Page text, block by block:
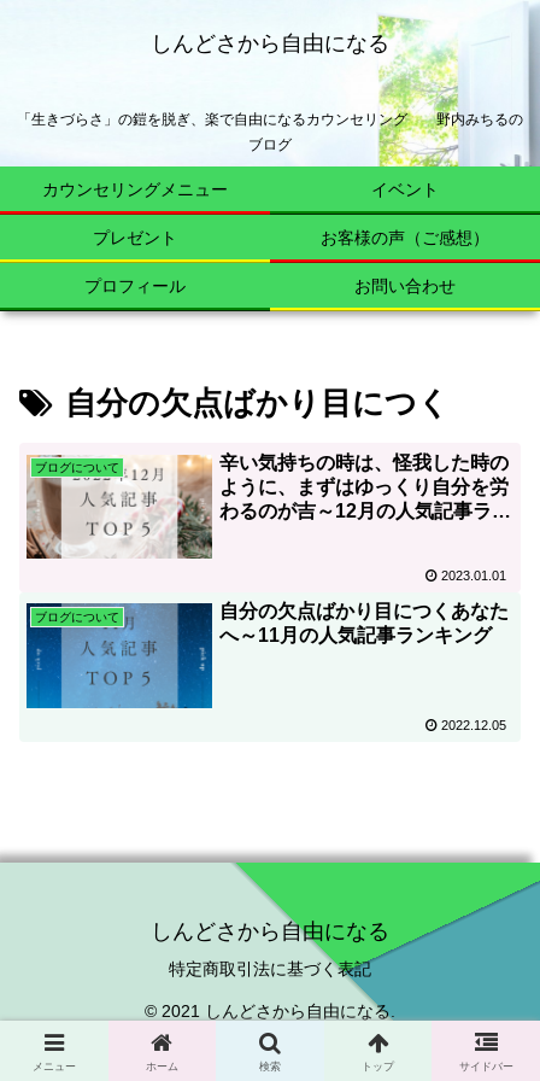
しんどさから自由になる
「生きづらさ」の鎧を脱ぎ、楽で自由になるカウンセリング 野内みちるの
ブログ
カウンセリングメニュー イベント
プレゼント お客様の声（ご感想）
プロフィール お問い合わせ
自分の欠点ばかり目につく
ブログについて
辛い気持ちの時は、怪我した時の
ように、まずはゆっくり自分を労
わるのが吉～12月の人気記事ラン
2023.01.01
ブログについて
自分の欠点ばかり目につくあなた
へ～11月の人気記事ランキング
2022.12.05
しんどさから自由になる
特定商取引法に基づく表記
© 2021 しんどさから自由になる.
メニュー ホーム 検索 トップ サイドバー